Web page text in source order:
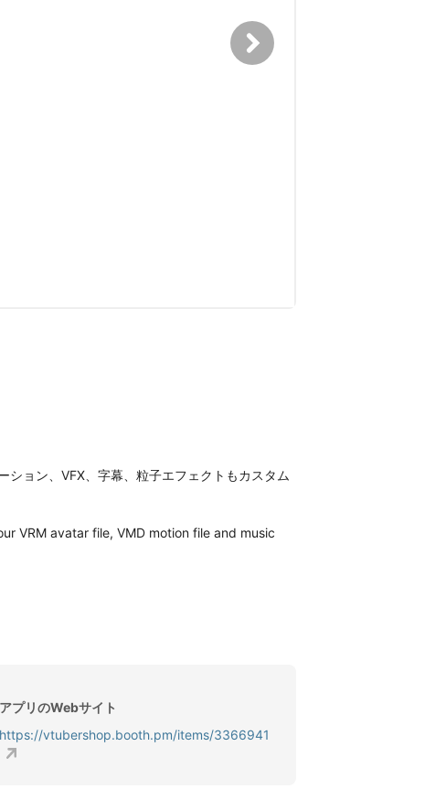
ョン、VFX、字幕、粒子エフェクトもカスタム
VRM avatar file, VMD motion file and music
アプリのWebサイト
https://vtubershop.booth.pm/items/3366941